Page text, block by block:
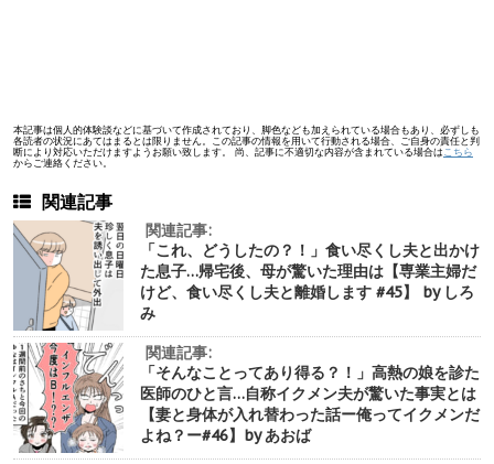
本記事は個人的体験談などに基づいて作成されており、脚色なども加えられている場合もあり、必ずしも
各読者の状況にあてはまるとは限りません。この記事の情報を用いて行動される場合、ご自身の責任と判
断により対応いただけますようお願い致します。 尚、記事に不適切な内容が含まれている場合はこちら
からご連絡ください。
関連記事
関連記事:
「これ、どうしたの？！」食い尽くし夫と出かけ
た息子…帰宅後、母が驚いた理由は【専業主婦だ
けど、食い尽くし夫と離婚します #45】 by しろ
み
関連記事:
「そんなことってあり得る？！」高熱の娘を診た
医師のひと言…自称イクメン夫が驚いた事実とは
【妻と身体が入れ替わった話ー俺ってイクメンだ
よね？ー#46】by あおば